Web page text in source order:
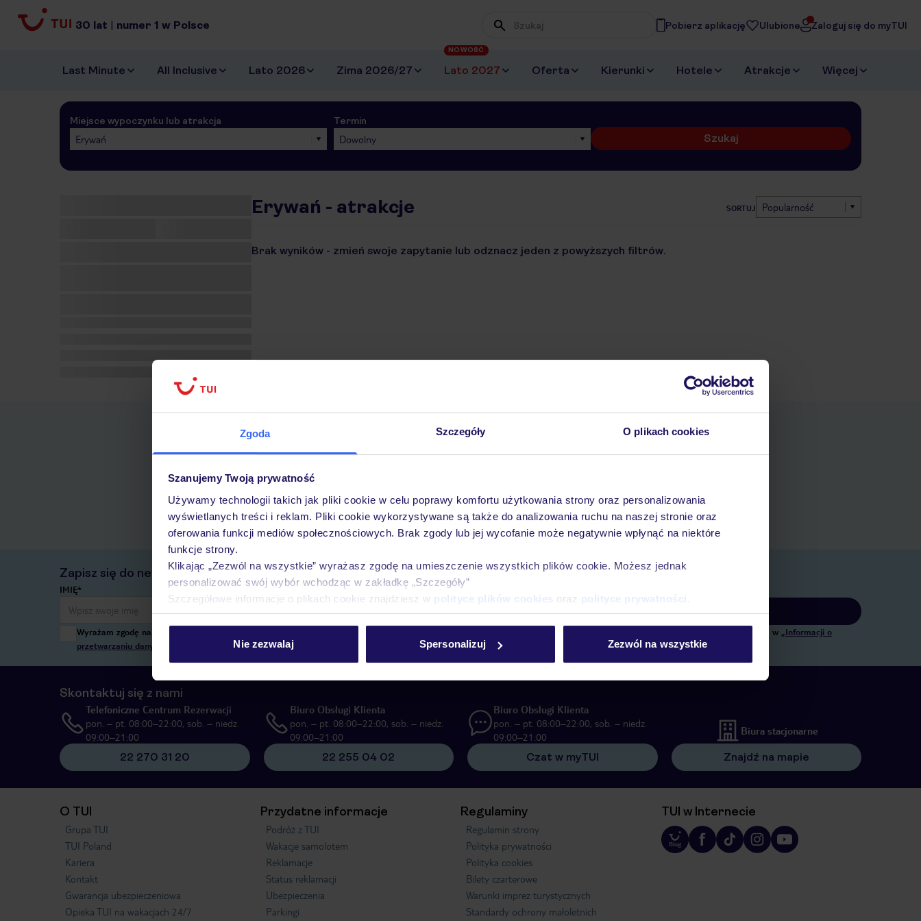
Zgoda Szczegóły O plikach cookies
Szanujemy Twoją prywatność
Używamy technologii takich jak pliki cookie w celu poprawy komfortu użytkowania strony oraz personalizowania
wyświetlanych treści i reklam. Pliki cookie wykorzystywane są także do analizowania ruchu na naszej stronie oraz
oferowania funkcji mediów społecznościowych. Brak zgody lub jej wycofanie może negatywnie wpłynąć na niektóre
funkcje strony.
Klikając „Zezwól na wszystkie” wyrażasz zgodę na umieszczenie wszystkich plików cookie. Możesz jednak
personalizować swój wybór wchodząc w zakładkę „Szczegóły”
Szczegółowe informacje o plikach cookie znajdziesz w polityce plików cookies oraz polityce prywatności
Nie zezwalaj Spersonalizuj Zezwól na wszystkie
30 lat | numer 1 w Polsce Pobierz aplikację Ulubione Zaloguj się do myTUI
Last Minute All Inclusive Lato 2026 Zima 2026/27 Lato 2027
NOWOŚĆ
Oferta Kierunki Hotele Atrakcje Więcej
Miejsce wypoczynku lub atrakcja
Erywań
Termin
Dowolny Szukaj
Erywań - atrakcje SORTUJ Popularność
Brak wyników - zmień swoje zapytanie lub odznacz jeden z powyższych filtrów.
Pobierz bezpłatną aplikację TUI
Szybkie wyszukiwanie i przeglądanie ofert
Kontakt z TUI i wszystkie informacje o Twojej rezerwacji w myTUI
Zapisz się do newslettera
IMIĘ* E-MAIL*
Zapisz się
Wyrażam zgodę na przetwarzanie danych osobowych przez TUI Poland Sp. z o.o. i TUI Poland Dystrybucja Sp. z o.o. w celach marketingowych, w zakresie oraz celu wskazanym w „Informacji o
przetwarzaniu danych osobowych”
, poprzez elektroniczną formę komunikacji (e-mail), także z użyciem tzw. automatycznych systemów wywołujących.
Skontaktuj się z nami
Telefoniczne Centrum Rezerwacji
pon. – pt. 08:00–22:00, sob. – niedz.
09:00–21:00
22 270 31 20
Biuro Obsługi Klienta
pon. – pt. 08:00–22:00, sob. – niedz.
09:00–21:00
22 255 04 02
Biuro Obsługi Klienta
pon. – pt. 08:00–22:00, sob. – niedz.
09:00–21:00
Czat w myTUI
Biura stacjonarne
Znajdź na mapie
O TUI
Grupa TUI
TUI Poland
Kariera
Kontakt
Gwarancja ubezpieczeniowa
Opieka TUI na wakacjach 24/7
Przydatne informacje
Podróż z TUI
Wakacje samolotem
Reklamacje
Status reklamacji
Ubezpieczenia
Parkingi
Regulaminy
Regulamin strony
Polityka prywatności
Polityka cookies
Bilety czarterowe
Warunki imprez turystycznych
Standardy ochrony małoletnich
TUI w Internecie